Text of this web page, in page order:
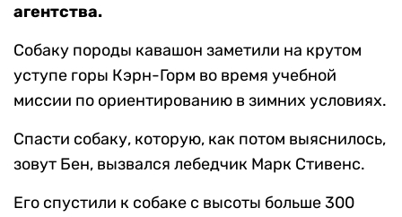
агентства.
Собаку породы кавашон заметили на крутом
уступе горы Кэрн-Горм во время учебной
миссии по ориентированию в зимних условиях.
Спасти собаку, которую, как потом выяснилось,
зовут Бен, вызвался лебедчик Марк Стивенс.
Его спустили к собаке с высоты больше 300